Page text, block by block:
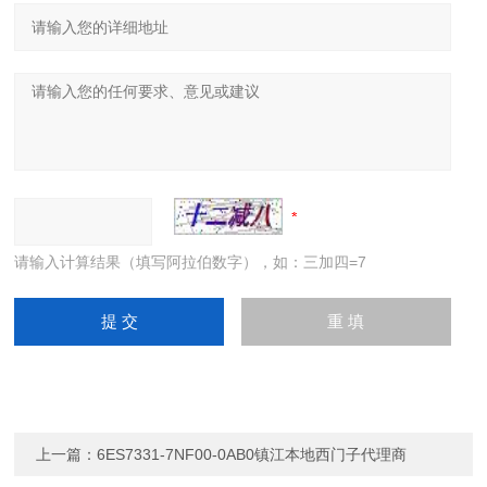
请输入计算结果（填写阿拉伯数字），如：三加四=7
上一篇：6ES7331-7NF00-0AB0镇江本地西门子代理商